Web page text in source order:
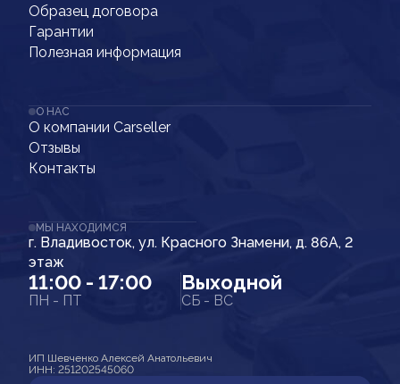
Образец договора
Гарантии
Полезная информация
О НАС
О компании Carseller
Отзывы
Контакты
МЫ НАХОДИМСЯ
г. Владивосток, ул. Красного Знамени, д. 86А, 2
этаж
11:00 - 17:00
ПН - ПТ
Выходной
СБ - ВС
ИП Шевченко Алексей Анатольевич
ИНН: 251202545060